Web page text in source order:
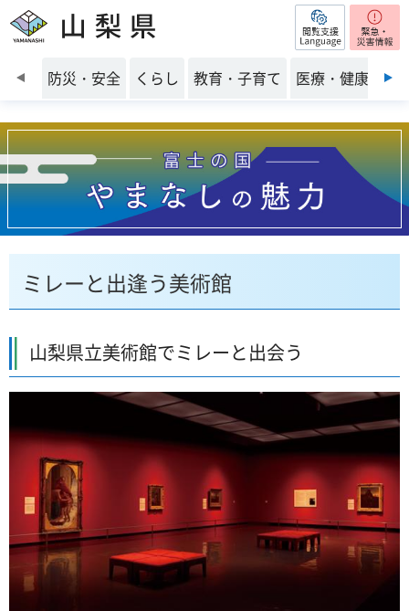
山梨県 閲覧支援
前のスライドを表示
防災・安全 くらし 教育・子育て 医療・健康・福
ミレーと出逢う美術館
山梨県立美術館でミレーと出会う